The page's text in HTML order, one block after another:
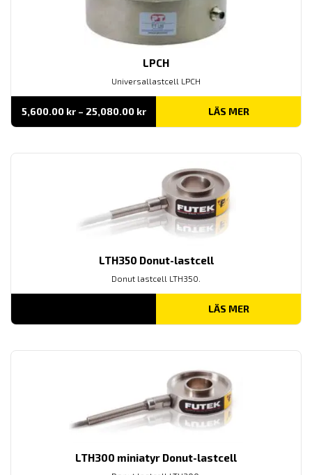
LPCH
Universallastcell LPCH
5,600.00 kr – 25,080.00 krPrisintervall:
till
LÄS MER
LTH350 Donut-lastcell
Donut lastcell LTH350.
LÄS MER
LTH300 miniatyr Donut-lastcell